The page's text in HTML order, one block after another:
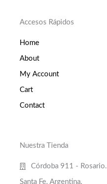
Accesos Rápidos
Home
About
My Account
Cart
Contact
Nuestra Tienda
Córdoba 911 - Rosario.
Santa Fe. Argentina.